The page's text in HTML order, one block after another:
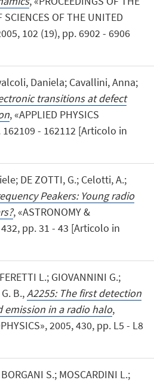
SCIENCES OF THE UNITED
102 (19), pp. 6902 - 6906
Daniela; Cavallini, Anna;
transitions at defect
, «APPLIED PHYSICS
162109 - 162112 [Articolo in
DE ZOTTI, G.; Celotti, A.;
Peakers: Young radio
, «ASTRONOMY &
432, pp. 31 - 43 [Articolo in
L.; GIOVANNINI G.;
G. B.,A2255: The first detection
in a radio halo,
2005, 430, pp. L5 - L8
S.; MOSCARDINI L.;